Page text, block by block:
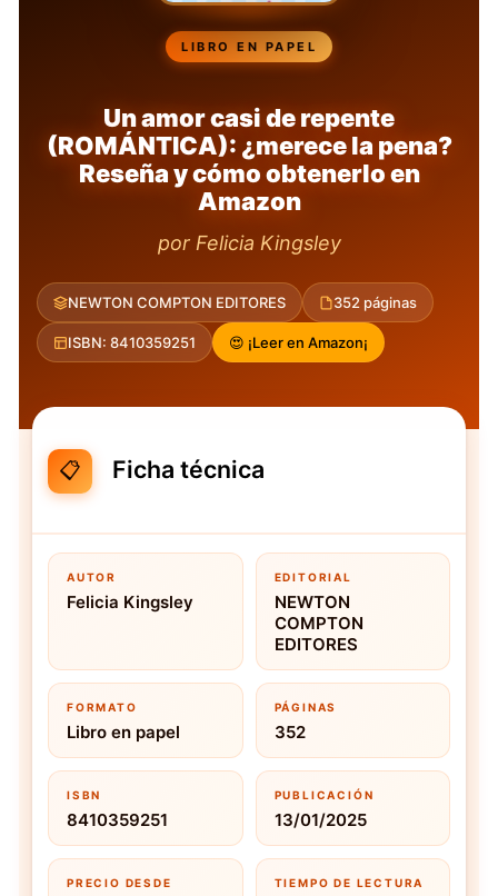
LIBRO EN PAPEL
Un amor casi de repente
(ROMÁNTICA): ¿merece la pena?
Reseña y cómo obtenerlo en
Amazon
por Felicia Kingsley
NEWTON COMPTON EDITORES 352 páginas
ISBN: 8410359251 😍 ¡Leer en Amazon¡
📋 Ficha técnica
AUTOR
Felicia Kingsley
EDITORIAL
NEWTON
COMPTON
EDITORES
FORMATO
Libro en papel
PÁGINAS
352
ISBN
8410359251
PUBLICACIÓN
13/01/2025
PRECIO DESDE TIEMPO DE LECTURA